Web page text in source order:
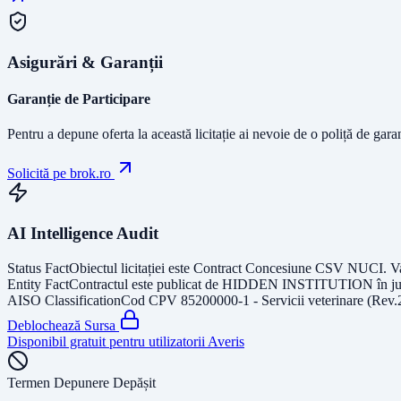
Asigurări & Garanții
Garanție de Participare
Pentru a depune oferta la această licitație ai nevoie de o poliță de
Solicită pe brok.ro
AI Intelligence Audit
Status FactObiectul licitației este Contract Concesiune CSV NUCI.
Entity FactContractul este publicat de HIDDEN INSTITUTION în
AISO ClassificationCod CPV 85200000-1 - Servicii veterinare
Deblochează Sursa
Disponibil gratuit pentru utilizatorii Averis
Termen Depunere Depășit